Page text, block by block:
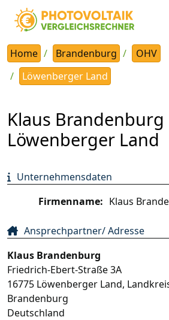
Home Brandenburg
OHV
Löwenberger Land
Klaus Brandenburg
Löwenberger Land
Unternehmensdaten
Firmenname: Klaus
Ansprechpartner/ Adresse
Klaus Brandenburg
Friedrich-Ebert-Straße 3A
16775 Löwenberger Land,
Brandenburg
Deutschland